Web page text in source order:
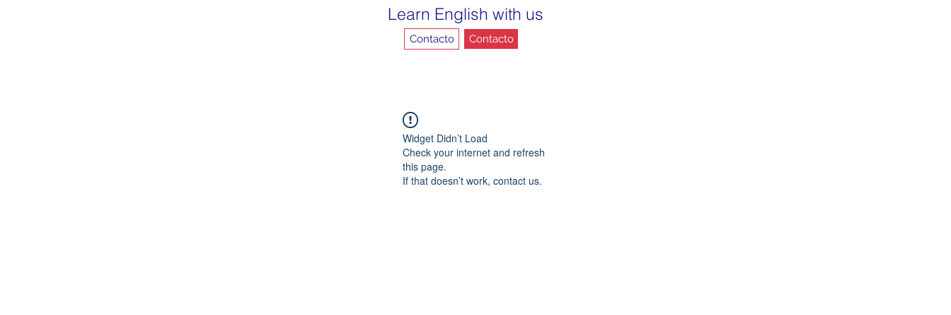
Learn English with us
Contacto Contacto
Widget Didn’t Load
Check your internet and refresh
this page.
If that doesn’t work, contact us.